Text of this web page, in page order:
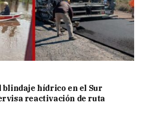
blindaje hídrico en el Sur
reactivación de ruta